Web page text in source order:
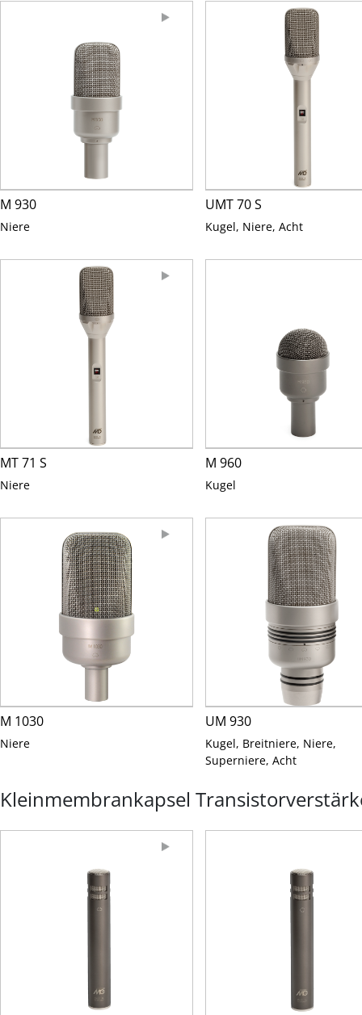
M 930
Niere
UMT 70 S
Kugel, Niere, Acht
MT 71 S
Niere
M 960
Kugel
M 1030
Niere
UM 930
Kugel, Breitniere, Niere,
Superniere, Acht
Kleinmembrankapsel